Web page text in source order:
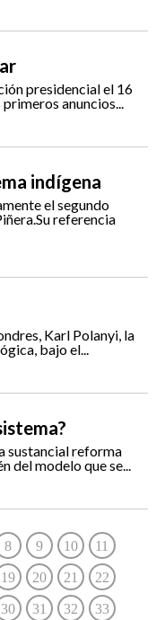
presidencial el 16
anuncios...
indígena
el segundo
referencia
Karl Polanyi, la
bajo el...
sustancial reforma
del modelo que se...
8 9 10 11
19 20 21 22
30 31 32 33